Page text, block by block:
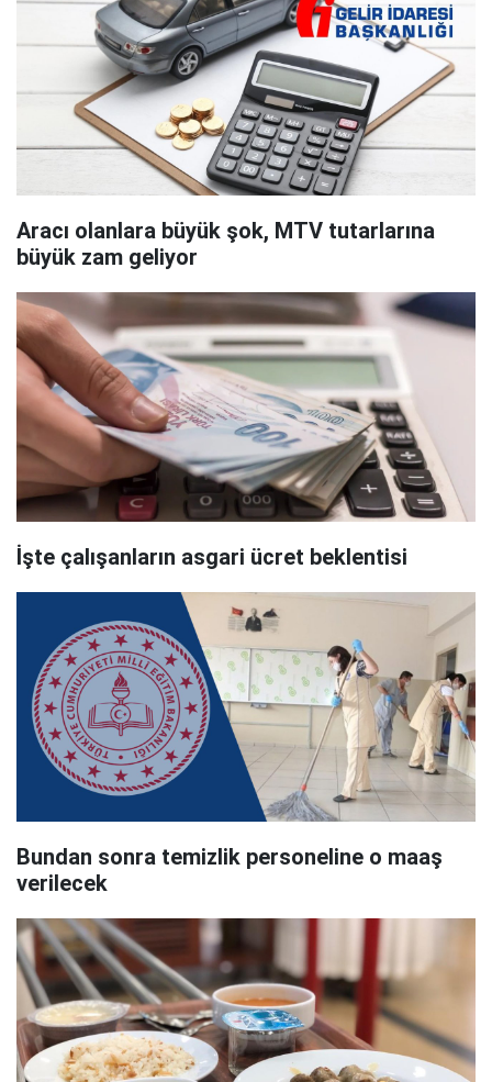
Aracı olanlara büyük şok, MTV tutarlarına
büyük zam geliyor
İşte çalışanların asgari ücret beklentisi
Bundan sonra temizlik personeline o maaş
verilecek